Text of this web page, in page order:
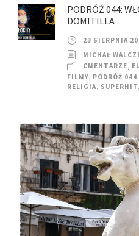
PODRÓŻ 044:
DOMITILLA
23 SIERPNIA
MICHAŁ
CMENTARZE,
FILMY, PODRÓŻ
RELIGIA, SUPERHIT,